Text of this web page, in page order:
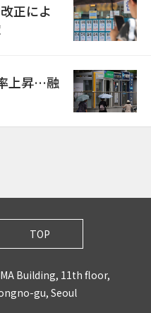
正によ
上昇…融
TOP
Building, 11th floor,
gu, Seoul